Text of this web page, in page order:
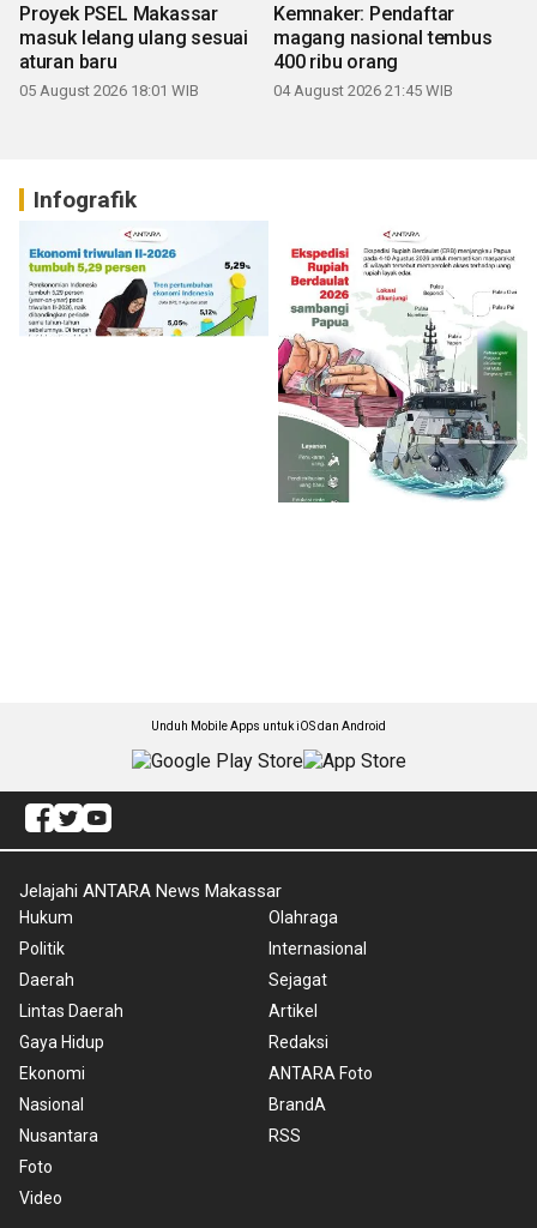
Proyek PSEL Makassar
masuk lelang ulang sesuai
aturan baru
05 August 2026 18:01 WIB
Kemnaker: Pendaftar
magang nasional tembus
400 ribu orang
04 August 2026 21:45 WIB
Infografik
Unduh Mobile Apps untuk iOS dan Android
Jelajahi ANTARA News Makassar
Hukum
Politik
Daerah
Lintas Daerah
Gaya Hidup
Ekonomi
Nasional
Nusantara
Foto
Video
Olahraga
Internasional
Sejagat
Artikel
Redaksi
ANTARA Foto
BrandA
RSS